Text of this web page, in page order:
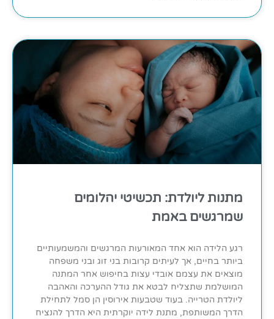
מתנות ליולדת: תכשיטי יהלומים
שמרגשים באמת
רגע הלידה הוא אחד המאורעות המרגשים והמשמעותיים
ביותר בחיים, אך לעיתים קרובות בני זוג ובני משפחה
מוצאים את עצמם אובדי עצות בחיפוש אחר המתנה
המושלמת שתצליח לבטא את גודל ההערכה והאהבה
ליולדת הטרייה. בעוד שטבעות אירוסין הן סמל לתחילת
הדרך המשותפת, מתנת לידה יוקרתית היא הדרך להנציח